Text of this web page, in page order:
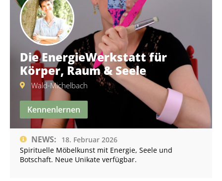
Die EnergieWerkstatt für
Körper, Raum & Seele
Wald-Michelbach
Kennenlernen
NEWS:
18. Februar 2026
Spirituelle Möbelkunst mit Energie, Seele und
Botschaft. Neue Unikate verfügbar.